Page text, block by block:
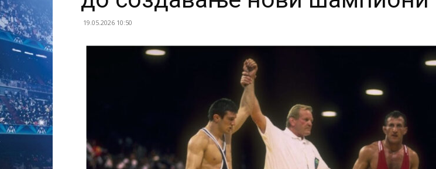
19.05.2026 10:50